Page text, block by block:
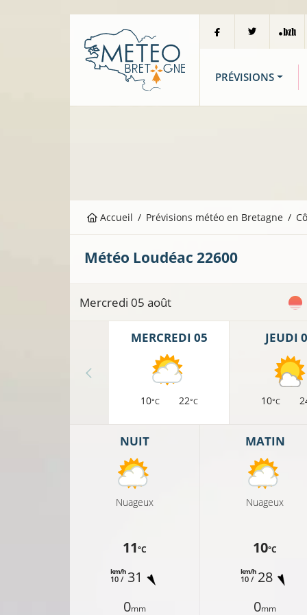
PRÉVISIONS
Accueil Prévisions météo en Bretagne
Météo Loudéac 22600
Mercredi 05 août
MERCREDI 05
10°C 22°C
JEUDI
10°C
NUIT
Nuageux
11°C
10 /
km/h 31
0mm
MATIN
Nuageux
10°C
10 /
km/h 28
0mm